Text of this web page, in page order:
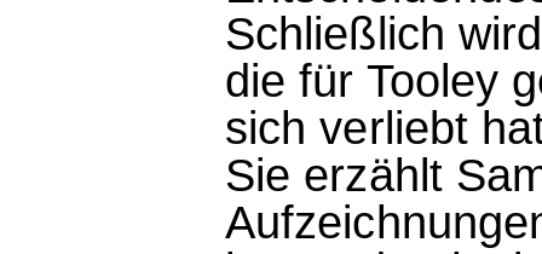
Schließlich
die für Tooley
sich verliebt
Sie erzählt